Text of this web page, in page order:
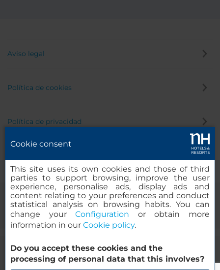
Aviso legal
Política de cookies
Política de privacidad
© 2000-2026 MINOR HOTELS EUROPE & AMERICAS Santa Engracia,
120. 28003 Madrid, España
Cookie consent
This site uses its own cookies and those of third
parties to support browsing, improve the user
experience, personalise ads, display ads and
content relating to your preferences and conduct
statistical analysis on browsing habits. You can
change yourConfiguration or obtain more
information in our Cookie policy.
Do you accept these cookies and the
processing of personal data that this involves?